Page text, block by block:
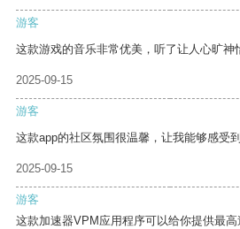
游客
这款游戏的音乐非常优美，听了让人心旷神
2025-09-15
游客
这款app的社区氛围很温馨，让我能够感受到
2025-09-15
游客
这款加速器VPM应用程序可以给你提供最